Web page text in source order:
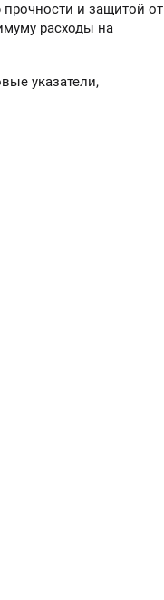
и защитой от
расходы на
указатели,